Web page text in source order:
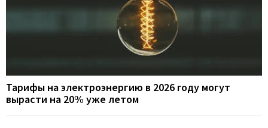
Тарифы на электроэнергию в 2026 году могут
вырасти на 20% уже летом